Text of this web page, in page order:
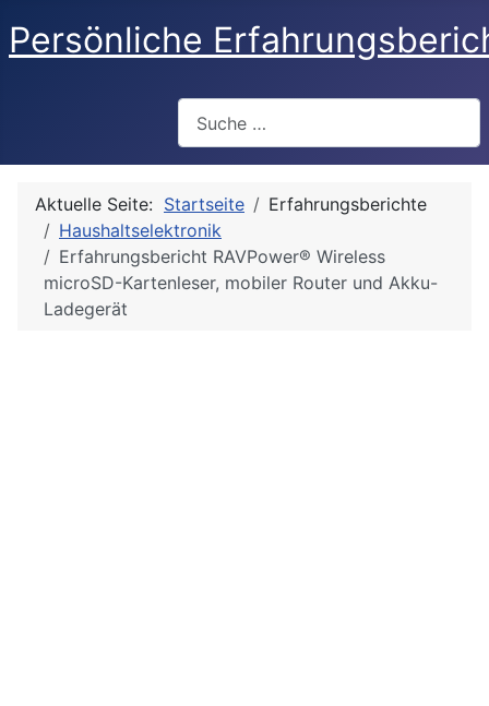
Persönliche
Aktuelle Seite: Startseite
Erfahrungsberichte
Haushaltselektronik
Erfahrungsbericht RAVPower® Wireless
microSD-Kartenleser, mobiler Router und Akku-
Ladegerät